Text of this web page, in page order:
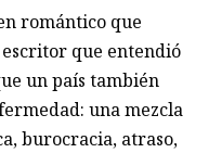
romántico que
escritor que entendió
un país también
una mezcla
burocracia, atraso,